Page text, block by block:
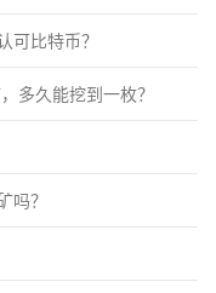
可比特币？
多久能挖到一枚？
吗？